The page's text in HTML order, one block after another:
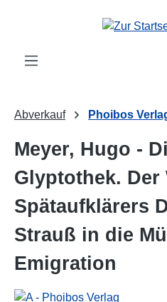
Zum Hauptinhalt springen
Abverkauf Phoibos
Meyer, Hugo -
Glyptothek. Der
Spätaufklärers
Strauß in die
Emigration